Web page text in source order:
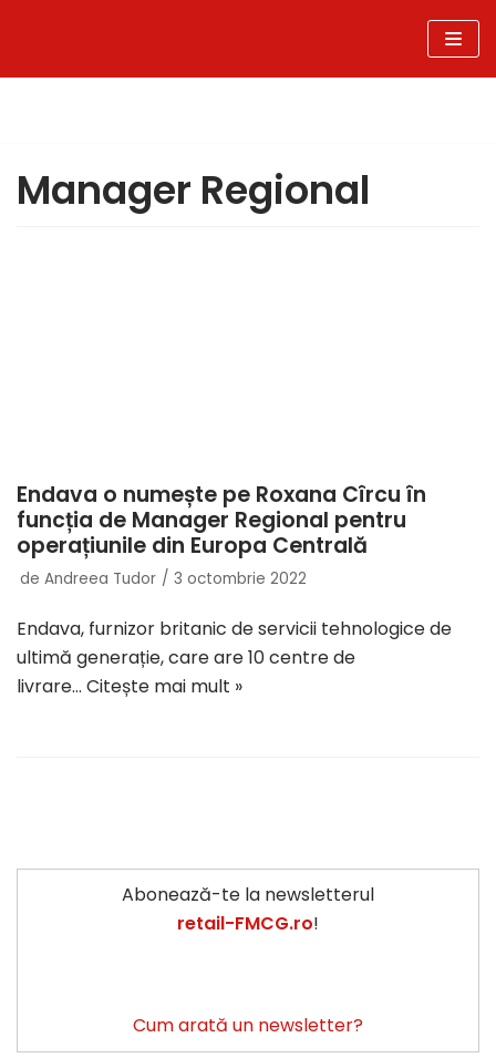
Manager Regional
Endava o numește pe Roxana Cîrcu în
funcția de Manager Regional pentru
operațiunile din Europa Centrală
de Andreea Tudor 3 octombrie 2022
Endava, furnizor britanic de servicii tehnologice de
ultimă generație, care are 10 centre de
livrare… Citește mai mult »
Abonează-te la newsletterul
retail-FMCG.ro!
Cum arată un newsletter?